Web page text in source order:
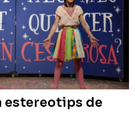
estereotips de